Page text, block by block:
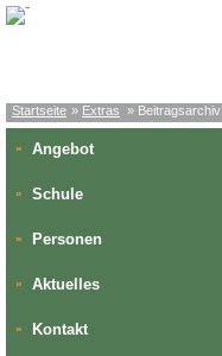
Startseite » Extras » Beitragsarchiv
» Angebot
» Schule
» Personen
» Aktuelles
» Kontakt